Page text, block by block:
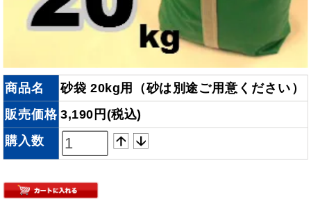
商品名
砂袋 20kg用（砂は別途ご用意ください）
販売価格 3,190円(税込)
購入数